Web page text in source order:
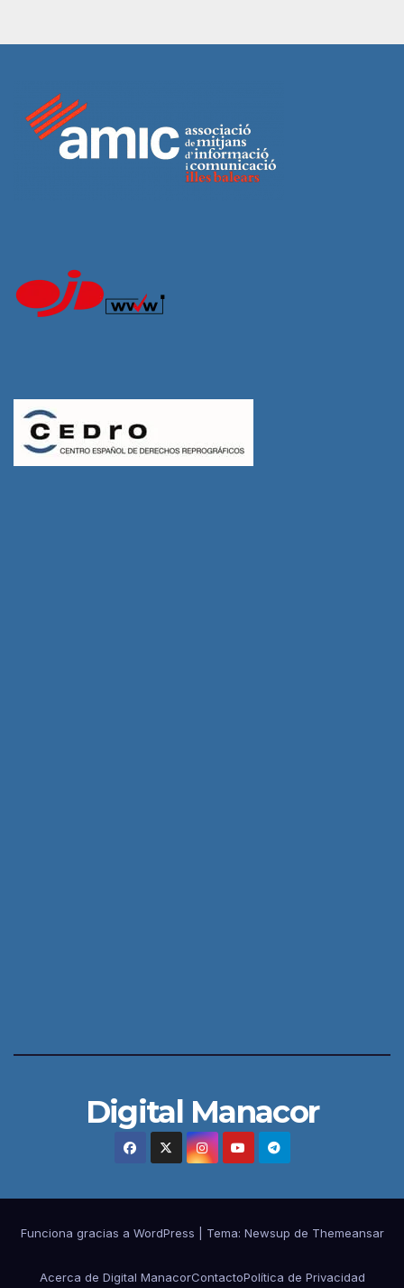
Digital Manacor
Funciona gracias a WordPress Tema: Newsup de Themeansar
Acerca de Digital ManacorContactoPolítica de Privacidad